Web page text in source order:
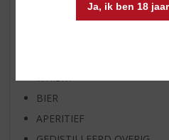
Ja, ik ben 18
SPIRIT VAN DE MAAND
WHISKY
BIER
APERITIEF